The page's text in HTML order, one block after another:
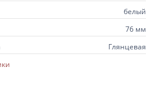
белый
76 мм
Глянцевая